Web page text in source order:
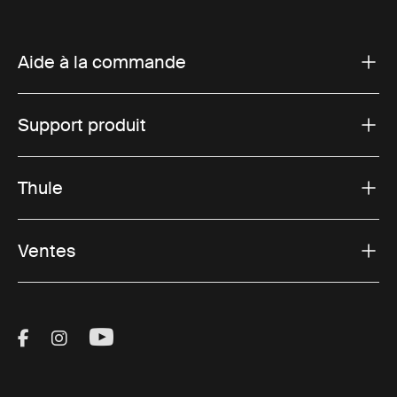
Aide à la commande
Support produit
Thule
Ventes
Visit Thule on Facebook (external link)
Visit Thule on Instagram (external link)
Visit Thule on Youtube (external